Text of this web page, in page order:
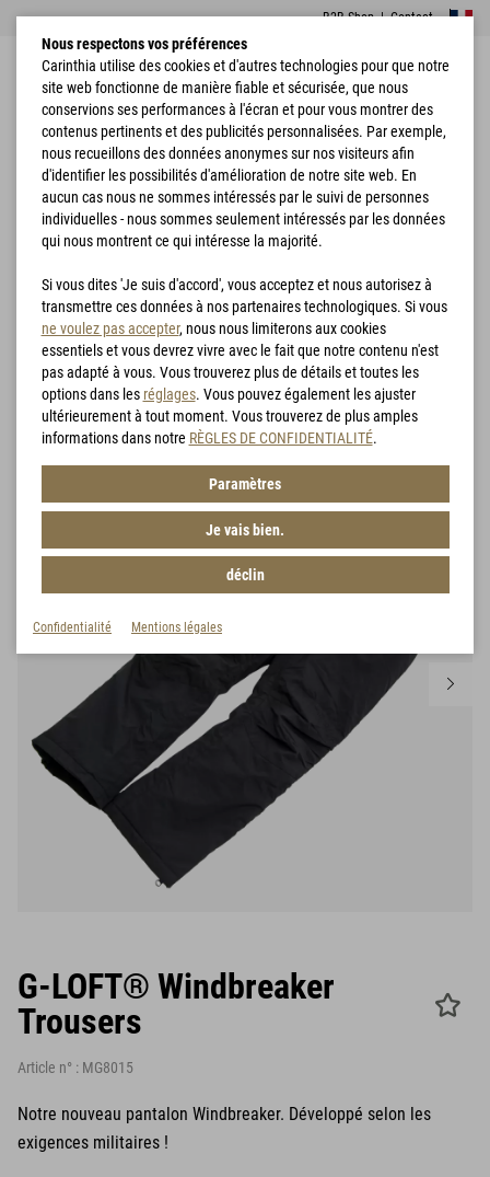
B2B Shop|Contact
Accueil Vêtements Pantalon G-LOFT® Windbreaker Trousers
G-LOFT® Windbreaker
Trousers
Article n° : MG8015
Notre nouveau pantalon Windbreaker. Développé selon les
exigences militaires !
Nous respectons vos préférences
Carinthia utilise des cookies et d'autres technologies pour que notre
site web fonctionne de manière fiable et sécurisée, que nous
conservions ses performances à l'écran et pour vous montrer des
contenus pertinents et des publicités personnalisées. Par exemple,
nous recueillons des données anonymes sur nos visiteurs afin
d'identifier les possibilités d'amélioration de notre site web. En
aucun cas nous ne sommes intéressés par le suivi de personnes
individuelles - nous sommes seulement intéressés par les données
qui nous montrent ce qui intéresse la majorité.
Si vous dites 'Je suis d'accord', vous acceptez et nous autorisez à
transmettre ces données à nos partenaires technologiques. Si vous
ne voulez pas accepter, nous nous limiterons aux cookies
essentiels et vous devrez vivre avec le fait que notre contenu n'est
pas adapté à vous. Vous trouverez plus de détails et toutes les
options dans les réglages. Vous pouvez également les ajuster
ultérieurement à tout moment. Vous trouverez de plus amples
informations dans notre RÈGLES DE CONFIDENTIALITÉ.
Paramètres
Je vais bien.
déclin
Confidentialité Mentions légales